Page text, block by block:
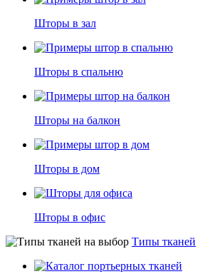
Шторы в зал
Шторы в спальню
Шторы на балкон
Шторы в дом
Шторы в офис
Типы тканей